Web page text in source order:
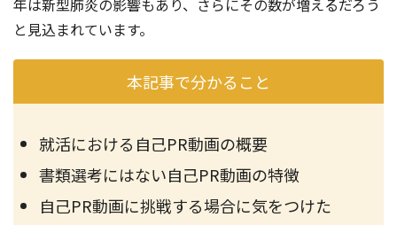
と見込まれています。
本記事で分かること
就活における自己PR動画の概要
書類選考にはない自己PR動画の特徴
自己PR動画に挑戦する場合に気をつけた